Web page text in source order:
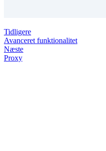
Tidligere
Avanceret funktionalitet
Næste
Proxy